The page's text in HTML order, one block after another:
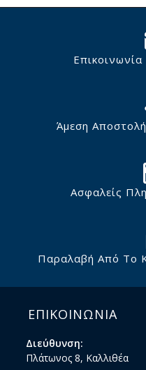
Άμεση
Ασφαλείς
Παραλαβή Από Το
ΕΠΙΚΟΙΝΩΝΙΑ
Διεύθυνση:
Πλάτωνος 8, Καλλιθέα